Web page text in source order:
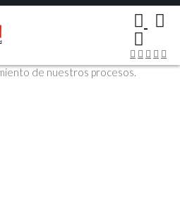
comentarios, sus opiniones son muy
de nuestros procesos.